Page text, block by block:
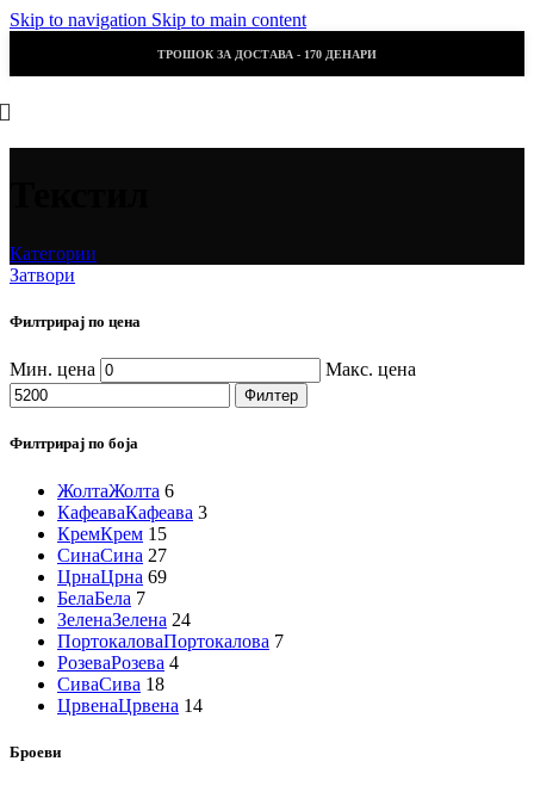
Skip to navigation Skip to main content
ТРОШОК ЗА ДОСТАВА - 170 ДЕНАРИ
Категории
Затвори
Филтрирај по цена
Мин. цена Макс. цена
Филтер
Филтрирај по боја
ЖолтаЖолта 6
КафеаваКафеава 3
КремКрем 15
СинаСина 27
ЦрнаЦрна 69
БелаБела 7
ЗеленаЗелена 24
ПортокаловаПортокалова 7
РозеваРозева 4
СиваСива 18
ЦрвенаЦрвена 14
Броеви